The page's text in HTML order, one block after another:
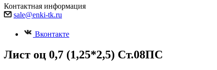
Контактная информация
sale@enki-tk.ru
Вконтакте
Лист оц 0,7 (1,25*2,5) Ст.08ПС